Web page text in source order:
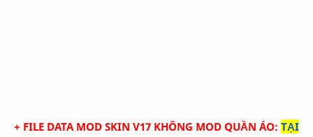
+ FILE DATA MOD SKIN V17 KHÔNG MOD QUẦN ÁO: TẠI